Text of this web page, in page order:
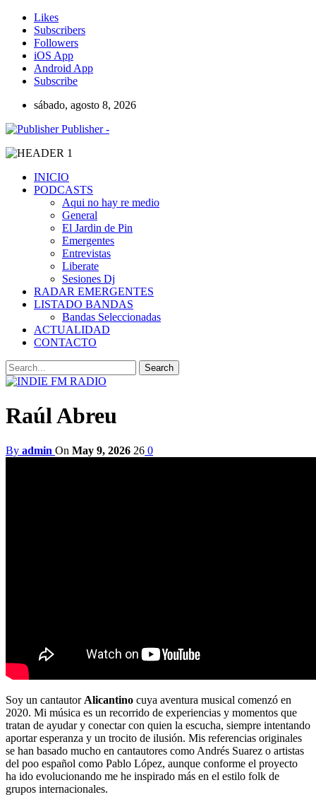
Likes
Subscribers
Followers
iOS App
Android App
Subscribe
sábado, agosto 8, 2026
Publisher -
INICIO
PODCASTS
Aqui no hay re medio
General
El Jardin de Pin
Emergentes
Entrevistas
Liberate
Sesiones Dj
RADAR EMERGENTES
LISTADO BANDAS
Bandas Seleccionadas
ACTUALIDAD
CONTACTO
Raúl Abreu
By admin On May 9, 2026 26 0
Soy un cantautor Alicantino cuya aventura musical comenzó en
2020. Mi música es un recorrido de experiencias y momentos que
tratan de ayudar y conectar con quien la escucha, siempre intentando
aportar esperanza y un trocito de ilusión. Mis referencias originales
se han basado mucho en cantautores como Andrés Suarez o artistas
del poo español como Pablo López, aunque conforme el proyecto
ha ido evolucionando me he inspirado más en el estilo folk de
grupos internacionales.